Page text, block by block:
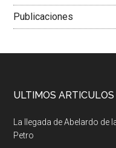
Publicaciones
ULTIMOS ARTICULOS
La llegada de Abelardo
Petro